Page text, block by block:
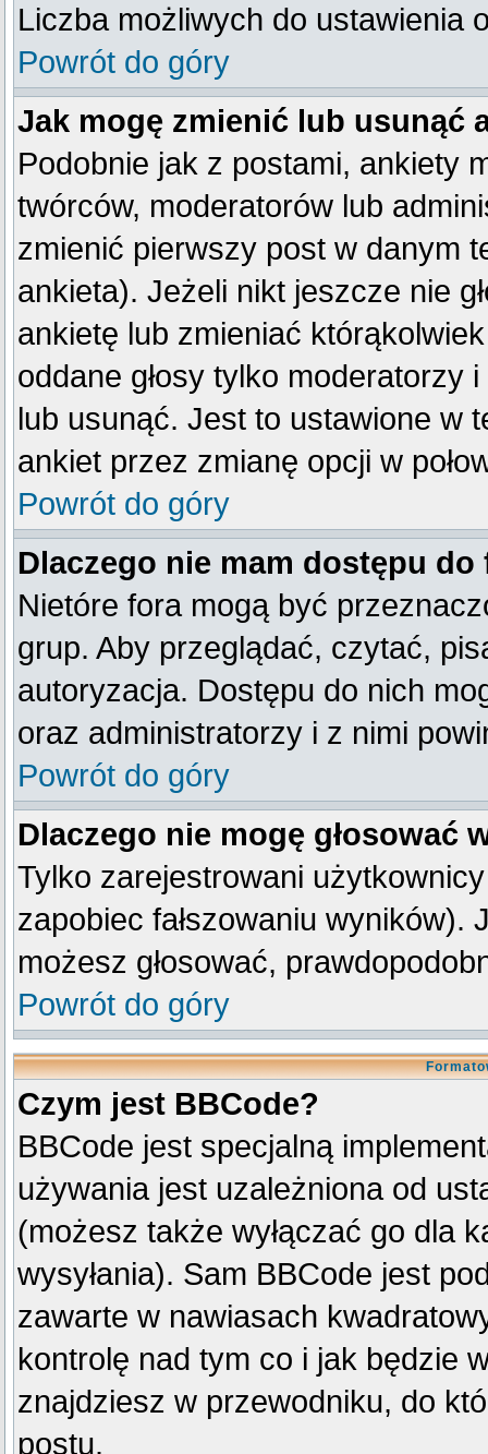
Liczba możliwych do ustawienia
Powrót do góry
Jak mogę zmienić lub usunąć
Podobnie jak z postami, ankiety
twórców, moderatorów lub
zmienić pierwszy post w danym
ankieta). Jeżeli nikt jeszcze nie
ankietę lub zmieniać
oddane głosy tylko moderatorzy
lub usunąć. Jest to ustawione w
ankiet przez zmianę opcji w
Powrót do góry
Dlaczego nie mam dostępu do
Nietóre fora mogą być
grup. Aby przeglądać, czytać,
autoryzacja. Dostępu do nich
oraz administratorzy i z nimi
Powrót do góry
Dlaczego nie mogę głosować
Tylko zarejestrowani
zapobiec fałszowaniu wyników).
możesz głosować,
Powrót do góry
Czym jest BBCode?
BBCode jest specjalną
używania jest uzależniona od
(możesz także wyłączać go dla
wysyłania). Sam BBCode jest
zawarte w nawiasach
kontrolę nad tym co i jak będzie
znajdziesz w przewodniku, do
postu.